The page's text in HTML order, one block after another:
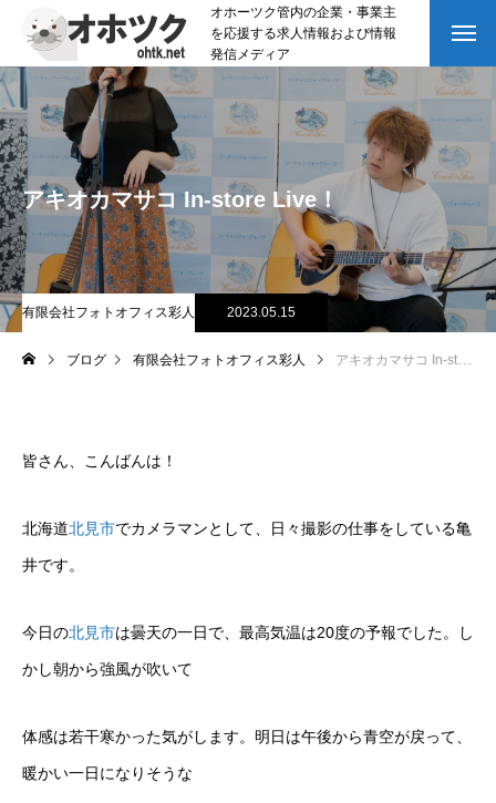
オホーツク管内の企業・事業主
を応援する求人情報および情報
発信メディア
アキオカマサコ In-store Live！
有限会社フォトオフィス彩人 2023.05.15
ブログ 有限会社フォトオフィス彩人 アキオカマサコ In-store Live！
皆さん、こんばんは！
北海道北見市でカメラマンとして、日々撮影の仕事をしている亀
井です。
今日の北見市は曇天の一日で、最高気温は20度の予報でした。し
かし朝から強風が吹いて
体感は若干寒かった気がします。明日は午後から青空が戻って、
暖かい一日になりそうな